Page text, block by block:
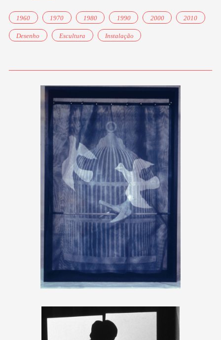
1960 1970 1980 1990 2000 2010
Desenho Escultura Instalação